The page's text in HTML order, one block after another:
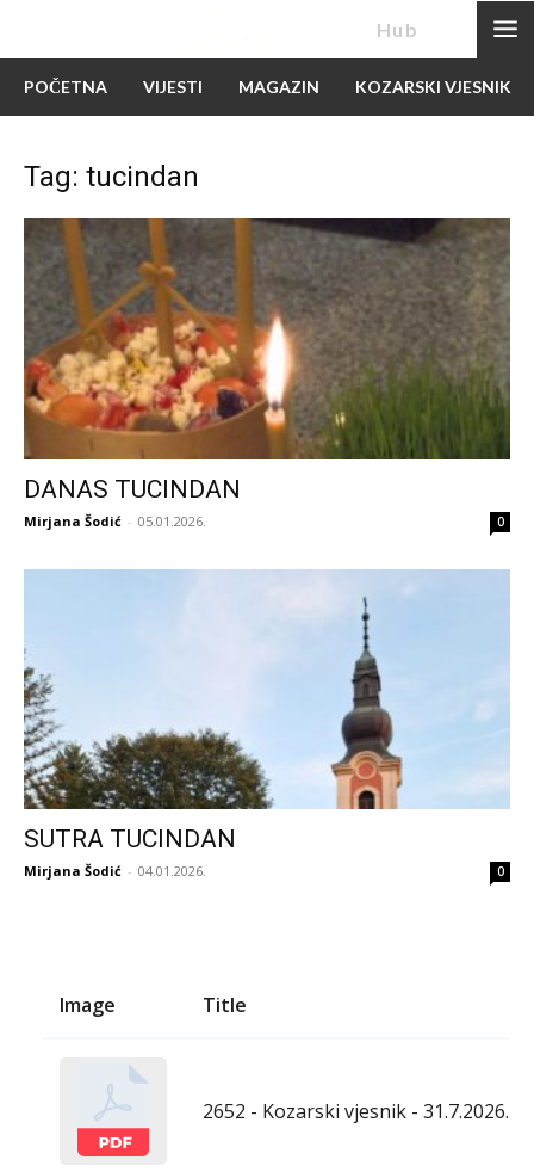
Hub
POČETNA VIJESTI MAGAZIN KOZARSKI VJESNIK
Tag: tucindan
DANAS TUCINDAN
Mirjana Šodić - 05.01.2026. 0
SUTRA TUCINDAN
Mirjana Šodić - 04.01.2026. 0
Image Title
2652 - Kozarski vjesnik - 31.7.2026.